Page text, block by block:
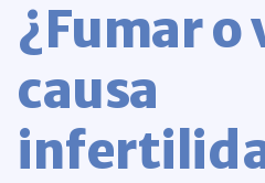
¿Fumar o
causa